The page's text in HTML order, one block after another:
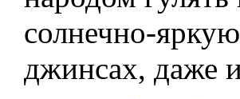
солнечно-
джинсах, даже